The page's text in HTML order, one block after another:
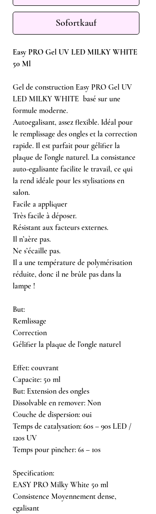
Sofortkauf
Easy PRO Gel UV LED MILKY WHITE
50 Ml
Gel de construction Easy PRO Gel UV
LED MILKY WHITE basé sur une
formule moderne.
Autoegalisant, assez flexible. Idéal pour
le remplissage des ongles et la correction
rapide. Il est parfait pour gélifier la
plaque de l’ongle naturel. La consistance
auto-egalisante facilite le travail, ce qui
la rend idéale pour les stylisations en
salon.
Facile a appliquer
Très facile à déposer.
Résistant aux facteurs externes.
Il n’aère pas.
Ne s’écaille pas.
Il a une température de polymérisation
réduite, donc il ne brûle pas dans la
lampe !
But:
Remlissage
Correction
Gélifier la plaque de l’ongle naturel
Effet: couvrant
Capacite: 50 ml
But: Extension des ongles
Dissolvable en remover: Non
Couche de dispersion: oui
Temps de catalysation: 60s – 90s LED /
120s UV
Temps pour pincher: 6s – 10s
Specification:
EASY PRO Milky White 50 ml
Consistence Moyennement dense,
egalisant